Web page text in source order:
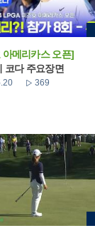
메리카스 오픈]
코다 주요장면
369